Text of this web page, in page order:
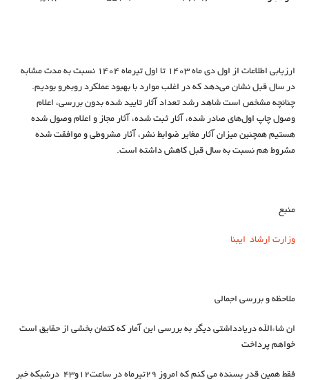
ارزیابی اطلاعات از اول دی ماه 1403 تا اول تیرماه 1404 نسبت به مدت مشابه
در سال قبل نشان می‌دهد که در اغلب موارد با بهبود عملکرد روبه‌رو بودیم.
چنانچه مشخص است شاهد رشد تعداد آثار تایید شده بدون بررسی، اعلام
وصول چاپ اول‌های صادر شده، آثار ثبت شده، آثار مجاز و اعلام وصول شده
هستیم همچنین میزان آثار مغایر ضوابط نشر، آثار مشروطی و موافقت شده
مشروط هم نسبت به سال قبل کاهش داشته است.
منبع
وزارت ارشاد ایبنا
ملاحظه و بررسی اجمالی
ان شاءالله دریادداشتی دیگر به بررسی این آمار که کتمان بخشی از حقایق است
خواهم پرداخت
فقط همین قدر بسنده می کنم که امروز 29تیرماه در ساعت12و43 درشبکه خبر